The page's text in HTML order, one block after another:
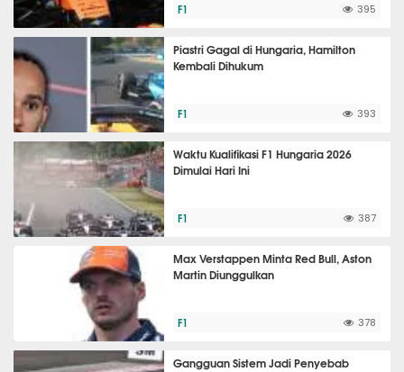
F1 395
Piastri Gagal di Hungaria, Hamilton
Kembali Dihukum
F1 393
Waktu Kualifikasi F1 Hungaria 2026
Dimulai Hari Ini
F1 387
Max Verstappen Minta Red Bull, Aston
Martin Diunggulkan
F1 378
Gangguan Sistem Jadi Penyebab